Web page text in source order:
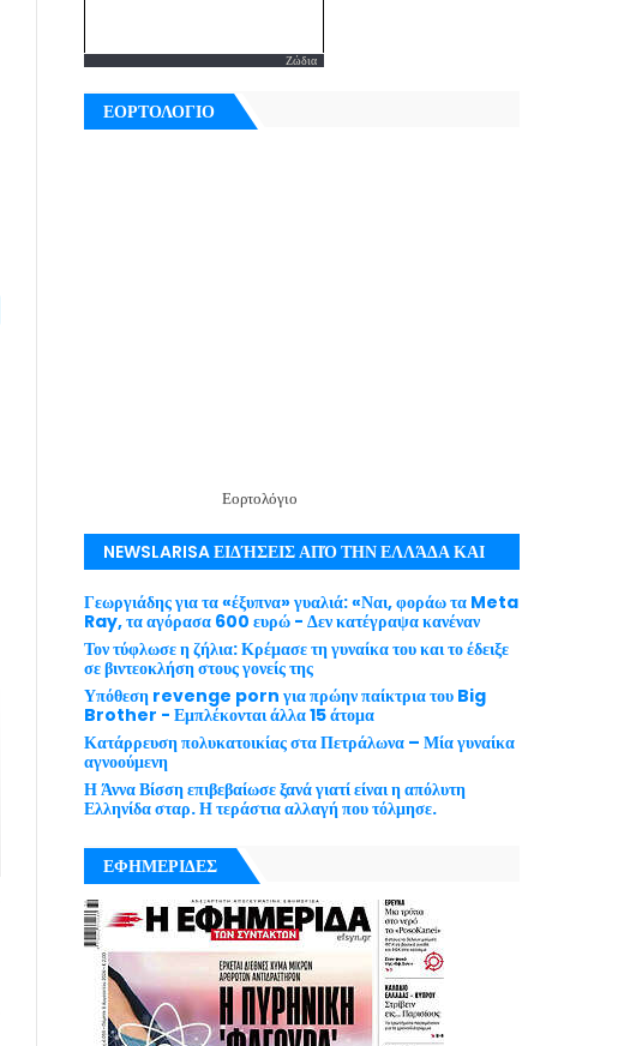
Ζώδια
ΕΟΡΤΟΛΟΓΙΟ
Εορτολόγιο
NEWSLARISA ΕΙΔΉΣΕΙΣ ΑΠΌ ΤΗΝ ΕΛΛΆΔΑ ΚΑΙ
ΤΟΝ ΚΌΣΜΟ ΜΕ ΕΓΚΥΡΌΤΗΤΑ
Γεωργιάδης για τα «έξυπνα» γυαλιά: «Ναι, φοράω τα Meta
Ray, τα αγόρασα 600 ευρώ - Δεν κατέγραψα κανέναν
Τον τύφλωσε η ζήλια: Κρέμασε τη γυναίκα του και το έδειξε
σε βιντεοκλήση στους γονείς της
Υπόθεση revenge porn για πρώην παίκτρια του Big
Brother - Εμπλέκονται άλλα 15 άτομα
Κατάρρευση πολυκατοικίας στα Πετράλωνα – Μία γυναίκα
αγνοούμενη
Η Άννα Βίσση επιβεβαίωσε ξανά γιατί είναι η απόλυτη
Ελληνίδα σταρ. Η τεράστια αλλαγή που τόλμησε.
ΕΦΗΜΕΡΙΔΕΣ